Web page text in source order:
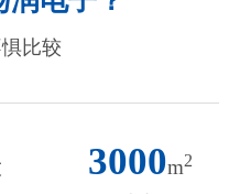
比较
3000m2